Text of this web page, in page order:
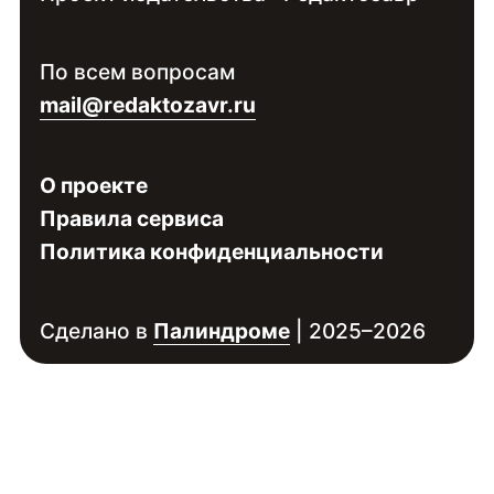
Контакты:
Войдите
специалиста
По всем вопросам
mail@redaktozavr.ru
О проекте
Правила сервиса
Политика конфиденциальности
Сделано в Палиндроме| 2025–2026